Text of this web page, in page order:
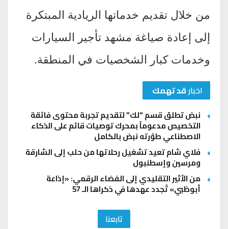
من خلال تقديم خدماتها الريادية المبتكرة
إلى إعادة صياغة مشهد تأجير السيارات
وخدمات كبار الشخصيات في المنطقة.
اخبارقد تهمك
نبض تطلق قسم “لك” لتقديم تجربة محتوى فائقة
التخصيص مدعوماً بمحرك توصيات قائم على الذكاء
الاصطناعي طوّرته نبض بالكامل
فلاي شام تعيد تشغيل رحلاتها من حلب إلى الشارقة
ومرسين وإسطنبول
من الأثير التقليدي إلى الفضاء الرقمي: «إذاعة
أبوظبي» تُجدد عهدها في ذكراها الـ 57
تابعنا